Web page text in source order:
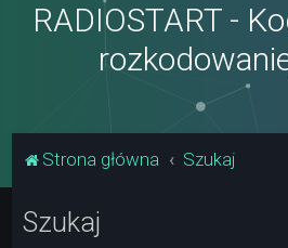
RADIOSTART -
Strona główna Szukaj
Szukaj